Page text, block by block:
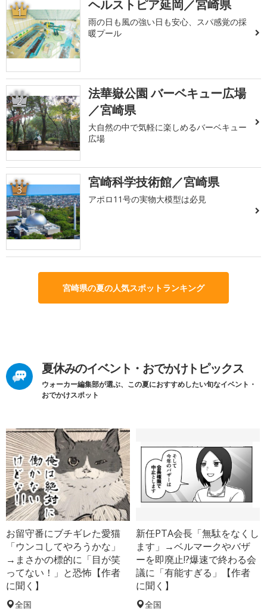
1 ヘルストピア延岡／宮崎県
雨の日も風の強い日も安心、スパ感覚の採
暖プール
2
法華嶽公園 バーベキュー広場
／宮崎県
大自然の中で気軽に楽しめるバーベキュー
広場
3 宮崎科学技術館／宮崎県
アポロ11号の実物大模型は必見
宮崎県の夏の人気スポットランキング
夏休みのイベント・おでかけトピックス
ウォーカー編集部が選ぶ、この夏におすすめしたい旬なイベント・
おでかけスポット
お留守番にブチギレた愛猫
「ウンコしてやろうかな」
→まさかの標的に「目が笑
ってない！」と恐怖【作者
に聞く】
全国
新任PTA会長「無駄をなくし
ます」→ベルマークやバザ
ーを即廃止!?爆速で終わる会
議に「有能すぎる」【作者
に聞く】
全国